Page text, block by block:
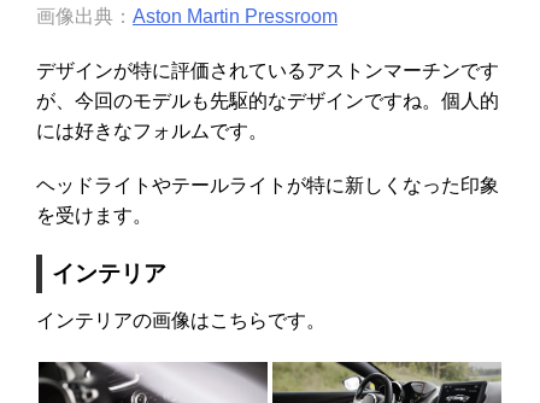
画像出典： Aston Martin Pressroom
デザインが特に評価されているアストンマーチンです
が、今回のモデルも先駆的なデザインですね。個人的
には好きなフォルムです。
ヘッドライトやテールライトが特に新しくなった印象
を受けます。
インテリア
インテリアの画像はこちらです。